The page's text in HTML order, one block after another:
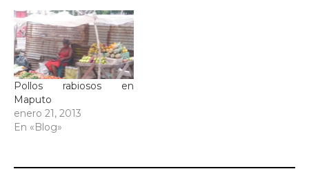
Pollos rabiosos en
Maputo
enero 21, 2013
En «Blog»